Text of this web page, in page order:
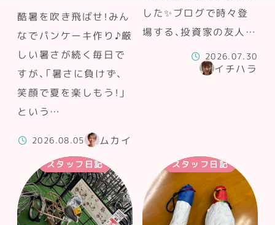
酷暑を吹き飛ばせ！みん
なでパンケーキ作り♪厳
しい暑さが続く毎日で
すが、「暑さに負けず、
笑顔で夏を楽しもう！」
という…
2026.08.05 ムカイ
した✨ブログで時々登
場する、投資家の友人…
2026.07.30
イチハラ
スタッフ日記 スタッフ日記